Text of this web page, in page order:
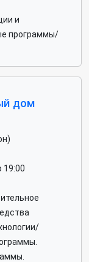
и
программы/
дом
19:00